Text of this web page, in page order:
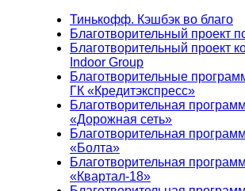
Тинькофф. Кэшбэк во благо
Благотворительный проект
Благотворительный проект
Indoor Group
Благотворительные
ГК «Кредитэкспресс»
Благотворительная
«Дорожная сеть»
Благотворительная
«Болта»
Благотворительная
«Квартал-18»